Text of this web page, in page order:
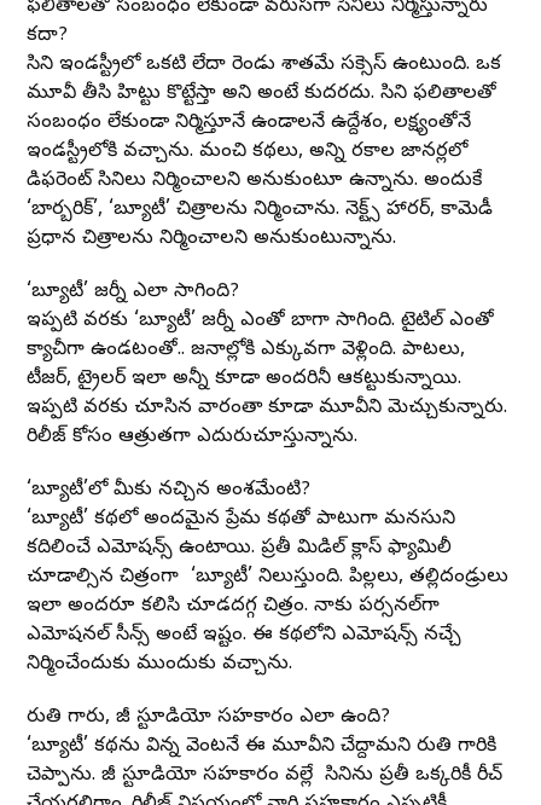
ఫలితాలతో సంబంధం లేకుండా వరుసగా సినిమాలు నిర్మిస్తున్నారు
కదా?
సినిమా ఇండస్ట్రీలో ఒకటి లేదా రెండు శాతమే సక్సెస్ ఉంటుంది. ఒక
మూవీ తీసి హిట్టు కొట్టేస్తా అని అంటే కుదరదు. సినిమా ఫలితాలతో
సంబంధం లేకుండా నిర్మిస్తూనే ఉండాలనే ఉద్దేశం, లక్ష్యంతోనే
ఇండస్ట్రీలోకి వచ్చాను. మంచి కథలు, అన్ని రకాల జానర్లలో
డిఫరెంట్ సినిమాలు నిర్మించాలని అనుకుంటూ ఉన్నాను. అందుకే
‘బార్బరిక్’, ‘బ్యూటీ’ చిత్రాలను నిర్మించాను. నెక్ట్స్ హారర్, కామెడీ
ప్రధాన చిత్రాలను నిర్మించాలని అనుకుంటున్నాను.
‘బ్యూటీ’ జర్నీ ఎలా సాగింది?
ఇప్పటి వరకు ‘బ్యూటీ’ జర్నీ ఎంతో బాగా సాగింది. టైటిల్ ఎంతో
క్యాచీగా ఉండటంతో.. జనాల్లోకి ఎక్కువగా వెళ్లింది. పాటలు,
టీజర్, ట్రైలర్ ఇలా అన్నీ కూడా అందరినీ ఆకట్టుకున్నాయి.
ఇప్పటి వరకు చూసిన వారంతా కూడా మూవీని మెచ్చుకున్నారు.
రిలీజ్ కోసం ఆత్రుతగా ఎదురుచూస్తున్నాను.
‘బ్యూటీ’లో మీకు నచ్చిన అంశమేంటి?
‘బ్యూటీ’ కథలో అందమైన ప్రేమ కథతో పాటుగా మనసుని
కదిలించే ఎమోషన్స్ ఉంటాయి. ప్రతీ మిడిల్ క్లాస్ ఫ్యామిలీ
చూడాల్సిన చిత్రంగా మా ‘బ్యూటీ’ నిలుస్తుంది. పిల్లలు, తల్లిదండ్రులు
ఇలా అందరూ కలిసి చూడదగ్గ చిత్రం. నాకు పర్సనల్‌గా
ఎమోషనల్ సీన్స్ అంటే ఇష్టం. ఈ కథలోని ఎమోషన్స్ నచ్చే
నిర్మించేందుకు ముందుకు వచ్చాను.
మారుతి గారు, జీ స్టూడియో సహకారం ఎలా ఉంది?
‘బ్యూటీ’ కథను విన్న వెంటనే ఈ మూవీని చేద్దామని మారుతి గారికి
చెప్పాను. జీ స్టూడియో సహకారం వల్లే మా సినిమాను ప్రతీ ఒక్కరికీ రీచ్